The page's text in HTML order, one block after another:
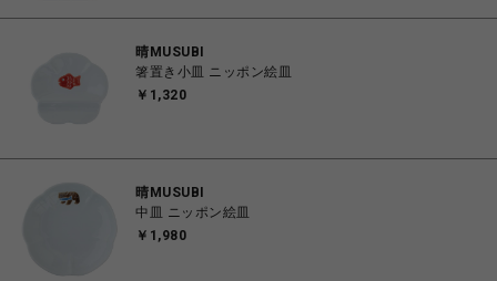
晴MUSUBI
箸置き小皿 ニッポン絵皿
￥1,320
晴MUSUBI
中皿 ニッポン絵皿
￥1,980